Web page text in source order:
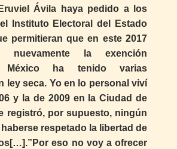
Ávila haya pedido a los
Instituto Electoral del Estado
permitieran que en este 2017
nuevamente la exención
México ha tenido varias
ley seca. Yo en lo personal viví
y la de 2009 en la Ciudad de
registró, por supuesto, ningún
respetado la libertad de
eso no voy a ofrecer